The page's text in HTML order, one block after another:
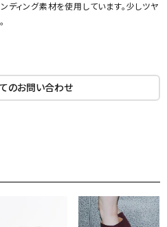
ィング素材を使用しています。少しツヤ
のお問い合わせ